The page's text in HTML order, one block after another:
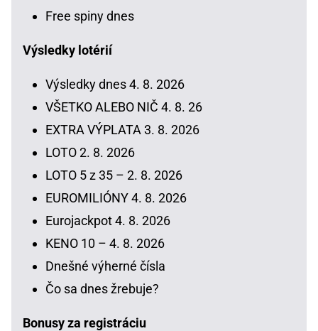
Free spiny dnes
Výsledky lotérií
Výsledky dnes 4. 8. 2026
VŠETKO ALEBO NIČ 4. 8. 26
EXTRA VÝPLATA 3. 8. 2026
LOTO 2. 8. 2026
LOTO 5 z 35 – 2. 8. 2026
EUROMILIÓNY 4. 8. 2026
Eurojackpot 4. 8. 2026
KENO 10 – 4. 8. 2026
Dnešné výherné čísla
Čo sa dnes žrebuje?
Bonusy za registráciu